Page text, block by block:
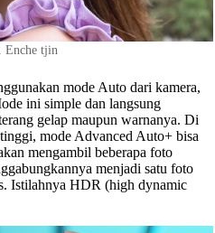
Enche tjin
mode Auto dari kamera,
ini simple dan langsung
gelap maupun warnanya. Di
mode Advanced Auto+ bisa
mengambil beberapa foto
menjadi satu foto
Istilahnya HDR (high dynamic